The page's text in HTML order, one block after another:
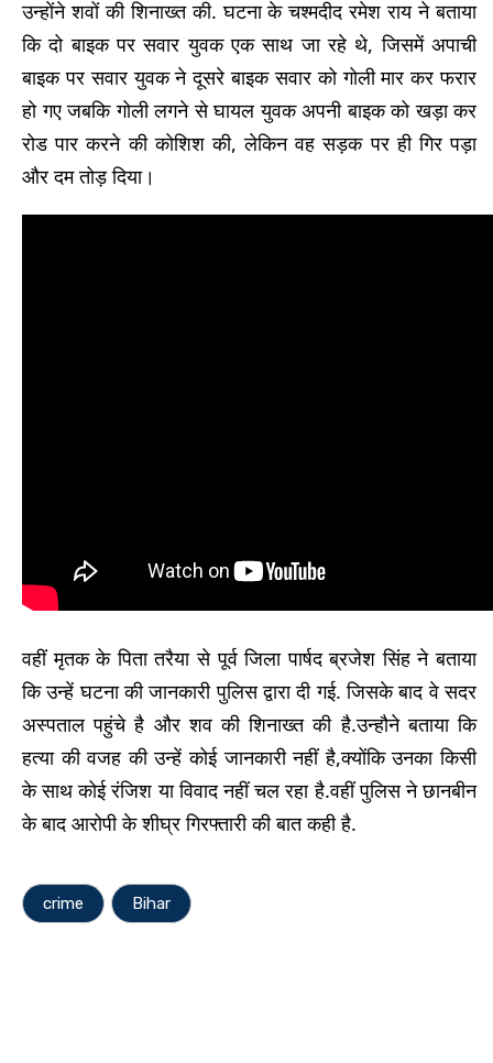
उन्होंने शवों की शिनाख्त की. घटना के चश्मदीद रमेश राय ने बताया
कि दो बाइक पर सवार युवक एक साथ जा रहे थे, जिसमें अपाची
बाइक पर सवार युवक ने दूसरे बाइक सवार को गोली मार कर फरार
हो गए जबकि गोली लगने से घायल युवक अपनी बाइक को खड़ा कर
रोड पार करने की कोशिश की, लेकिन वह सड़क पर ही गिर पड़ा
और दम तोड़ दिया।
वहीं मृतक के पिता तरैया से पूर्व जिला पार्षद ब्रजेश सिंह ने बताया
कि उन्हें घटना की जानकारी पुलिस द्वारा दी गई. जिसके बाद वे सदर
अस्पताल पहुंचे है और शव की शिनाख्त की है.उन्हौने बताया कि
हत्या की वजह की उन्हें कोई जानकारी नहीं है,क्योंकि उनका किसी
के साथ कोई रंजिश या विवाद नहीं चल रहा है.वहीं पुलिस ने छानबीन
के बाद आरोपी के शीघ्र गिरफ्तारी की बात कही है.
crime Bihar